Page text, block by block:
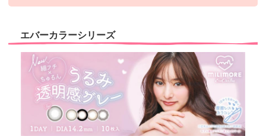
エバーカラーシリーズ